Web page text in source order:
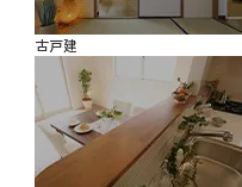
古戸建